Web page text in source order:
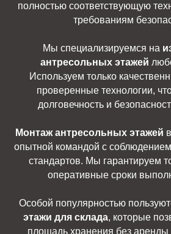
полностью соответствующую
требованиям
Мы специализируемся на
антресольных этажей
Используем только
проверенные технологии,
долговечность и
Монтаж антресольных этажей
опытной командой с
стандартов. Мы гарантируем
оперативные сроки
Особой популярностью
этажи для склада, которые
площадь хранения без аренды